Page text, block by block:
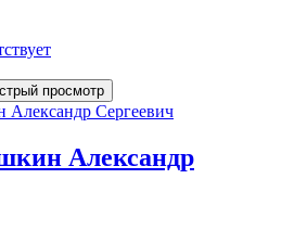
просмотр
Александр